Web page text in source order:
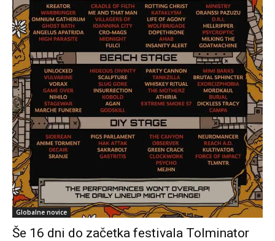
Globalne novice
Še 16 dni do začetka festivala Tolminator